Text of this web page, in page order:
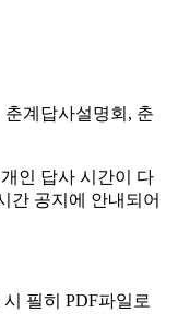
계답사설명회, 춘
인 답사 시간이 다
간 공지에 안내되어
필히 PDF파일로